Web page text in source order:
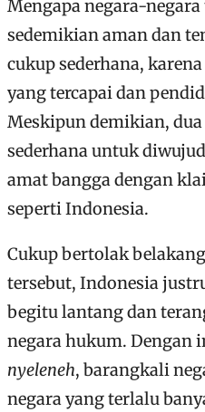
Mengapa negara-
sedemikian aman dan
cukup sederhana,
yang tercapai dan
Meskipun demikian,
sederhana untuk
amat bangga dengan
seperti Indonesia.
Cukup bertolak
tersebut, Indonesia
begitu lantang dan
negara hukum. Dengan
nyeleneh, barangkali
negara yang terlalu